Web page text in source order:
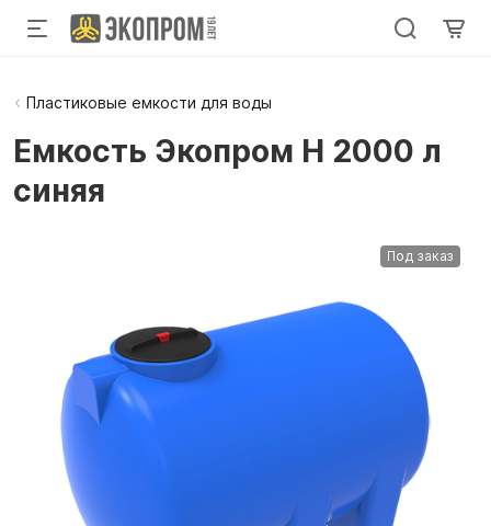
Пластиковые емкости для воды
Емкость Экопром H 2000 л
синяя
Под заказ